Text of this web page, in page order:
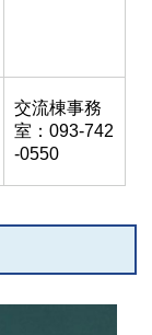
交流棟事務
室：093-742
-0550